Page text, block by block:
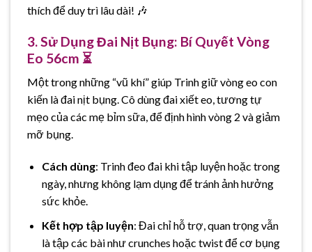
thích để duy trì lâu dài! 🎶
3. Sử Dụng Đai Nịt Bụng: Bí Quyết Vòng
Eo 56cm ⏳
Một trong những “vũ khí” giúp Trinh giữ vòng eo con
kiến là đai nịt bụng. Cô dùng đai xiết eo, tương tự
mẹo của các mẹ bỉm sữa, để định hình vòng 2 và giảm
mỡ bụng.
Cách dùng: Trinh đeo đai khi tập luyện hoặc trong
ngày, nhưng không lạm dụng để tránh ảnh hưởng
sức khỏe.
Kết hợp tập luyện: Đai chỉ hỗ trợ, quan trọng vẫn
là tập các bài như crunches hoặc twist để cơ bụng